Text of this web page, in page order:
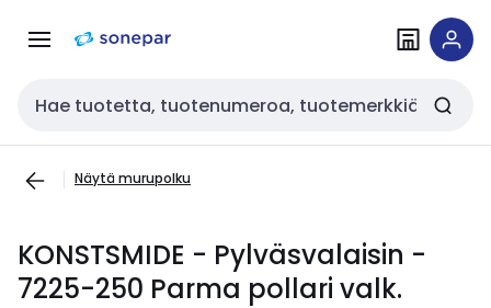
navigointiinsisältöön
Haku
Näytä murupolku
KONSTSMIDE - Pylväsvalaisin -
7225-250 Parma pollari valk.